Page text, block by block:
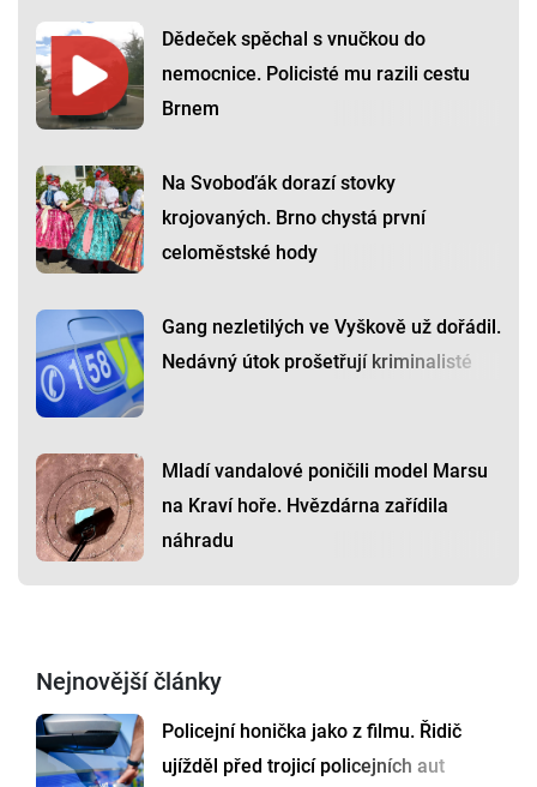
Dědeček spěchal s vnučkou do
nemocnice. Policisté mu razili cestu
Brnem
Na Svoboďák dorazí stovky
krojovaných. Brno chystá první
celoměstské hody
Gang nezletilých ve Vyškově už dořádil.
Nedávný útok prošetřují kriminalisté
Mladí vandalové poničili model Marsu
na Kraví hoře. Hvězdárna zařídila
náhradu
Nejnovější články
Policejní honička jako z filmu. Řidič
ujížděl před trojicí policejních aut